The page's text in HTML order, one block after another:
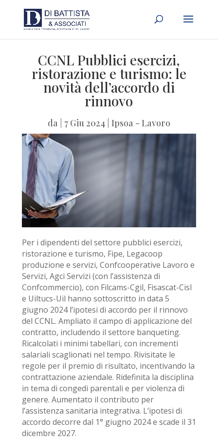
CCNL Pubblici esercizi,
ristorazione e turismo: le
novità dell’accordo di
rinnovo
da 7 Giu 2024| Ipsoa - Lavoro
Per i dipendenti del settore pubblici esercizi,
ristorazione e turismo, Fipe, Legacoop
produzione e servizi, Confcooperative Lavoro e
Servizi, Agci Servizi (con l’assistenza di
Confcommercio), con Filcams-Cgil, Fisascat-Cisl
e Uiltucs-Uil hanno sottoscritto in data 5
giugno 2024 l’ipotesi di accordo per il rinnovo
del CCNL. Ampliato il campo di applicazione del
contratto, includendo il settore banqueting.
Ricalcolati i minimi tabellari, con incrementi
salariali scaglionati nel tempo. Rivisitate le
regole per il premio di risultato, incentivando la
contrattazione aziendale. Ridefinita la disciplina
in tema di congedi parentali e per violenza di
genere. Aumentato il contributo per
l’assistenza sanitaria integrativa. L’ipotesi di
accordo decorre dal 1° giugno 2024 e scade il 31
dicembre 2027.